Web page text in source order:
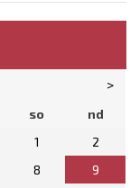
>
so
nd
1
2
8
9